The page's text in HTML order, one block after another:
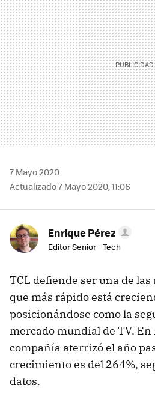
7 Mayo 2020
Actualizado 7 Mayo 2020, 11:06
Enrique Pérez
Editor Senior - Tech
TCL defiende ser una de
que más rápido está
posicionándose como la
mercado mundial de TV. En
compañía aterrizó el año
crecimiento es del 264%,
datos.